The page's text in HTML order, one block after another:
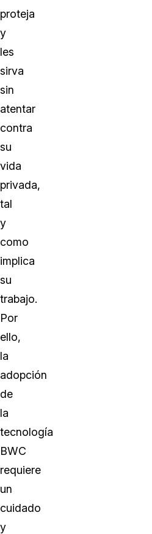
proteja
y
les
sirva
sin
atentar
contra
su
vida
privada,
tal
y
como
implica
su
trabajo.
Por
ello,
la
adopción
de
la
tecnología
BWC
requiere
un
cuidado
y